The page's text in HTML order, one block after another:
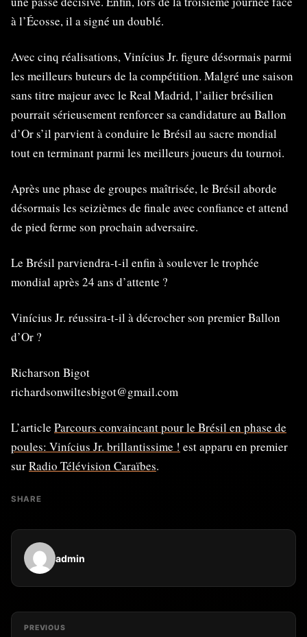
à l’Écosse, il a signé un doublé.
Avec cinq réalisations, Vinícius Jr. figure désormais parmi
les meilleurs buteurs de la compétition. Malgré une saison
sans titre majeur avec le Real Madrid, l’ailier brésilien
pourrait sérieusement renforcer sa candidature au Ballon
d’Or s’il parvient à conduire le Brésil au sacre mondial
tout en terminant parmi les meilleurs joueurs du tournoi.
Après une phase de groupes maîtrisée, le Brésil aborde
désormais les seizièmes de finale avec confiance et attend
de pied ferme son prochain adversaire.
Le Brésil parviendra-t-il enfin à soulever le trophée
mondial après 24 ans d’attente ?
Vinícius Jr. réussira-t-il à décrocher son premier Ballon
d’Or ?
Richarson Bigot
richardsonwiltesbigot@gmail.com
L’article Parcours convaincant pour le Brésil en phase de
poules: Vinícius Jr. brillantissime ! est apparu en premier
surRadio Télévision Caraïbes.
SHARE
admin
PREVIOUS